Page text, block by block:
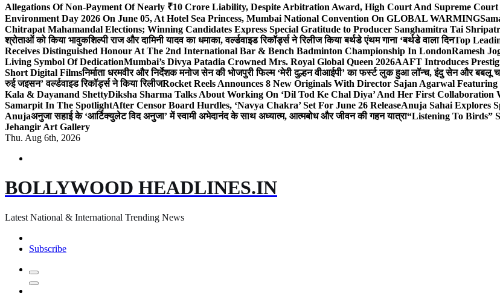
Allegations Of Non-Payment Of Nearly ₹10 Crore Liability, Despite Arbitration Award, High Court And Supreme
Environment Day 2026 On June 05, At Hotel Sea Princess, Mumbai National Convention On GLOBAL WARMING
Chitrapat Mahamandal Elections; Winning Candidates Express Special Gratitude to Producer Sanghamitra Tai
श्रोताओं को किया भावुकशिल्पी राज और दामिनी यादव का धमाका, वर्ल्डवाइड रिकॉर्ड्स ने रिलीज किया बर्थडे एंथम गाना ‘बर्थडे वाला दिनTop
Receives Distinguished Honour At The 2nd International Bar & Bench Badminton Championship In LondonRamesh
Living Symbol Of DedicationMumbai’s Divya Patadia Crowned Mrs. Royal Global Queen 2026AAFT Introduces
Short Digital Filmsनिर्माता धरमवीर और निर्देशक मनोज सेन की भोजपुरी फिल्म ‘मेरी दुल्हन वीआईपी’ का फर्स्ट लुक हुआ लॉन्च, इंदु सेन और बबलू
रुई जइसन’ वर्ल्डवाइड रिकॉर्ड्स ने किया रिलीजRocket Reels Announces 8 New Originals With Director Sajan Agarwal
Kala & Dayanand ShettyDiksha Sharma Talks About Working On ‘Dil Tod Ke Chal Diya’ And Her First
Samarpit In The SpotlightAfter Censor Board Hurdles, ‘Navya Chakra’ Set For June 26 ReleaseAnuja Sahai Explores
Anujaअनुजा सहाई के ‘आर्टिक्युलेट विद अनुजा’ में स्वामी अभेदानंद के साथ अध्यात्म, आत्मबोध और जीवन की गहन यात्रा“Listening To Birds”
Jehangir Art Gallery
Thu. Aug 6th, 2026
BOLLYWOOD HEADLINES.IN
Latest National & International Trending News
Subscribe